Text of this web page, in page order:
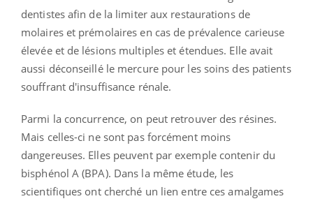
dentistes afin de la limiter aux restaurations de
molaires et prémolaires en cas de prévalence carieuse
élevée et de lésions multiples et étendues. Elle avait
aussi déconseillé le mercure pour les soins des patients
souffrant d'insuffisance rénale.
Parmi la concurrence, on peut retrouver des résines.
Mais celles-ci ne sont pas forcément moins
dangereuses. Elles peuvent par exemple contenir du
bisphénol A (BPA). Dans la même étude, les
scientifiques ont cherché un lien entre ces amalgames